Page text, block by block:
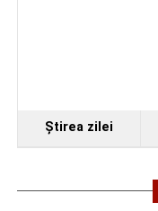
Ştirea zilei